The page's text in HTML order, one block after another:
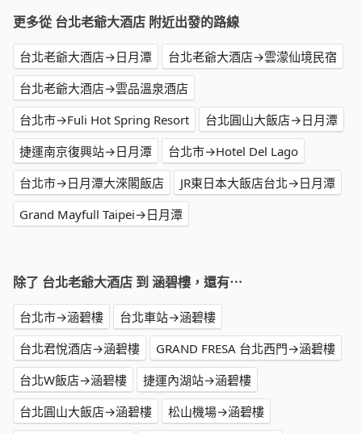
更多從 台北老爺大酒店 附近出發的路線
台北老爺大酒店→日月潭
台北老爺大酒店→雲濛仙境民宿
台北老爺大酒店→雲品溫泉酒店
台北市→Fuli Hot Spring Resort
台北圓山大飯店→日月潭
捷運南京復興站→日月潭
台北市→Hotel Del Lago
台北市→日月潭大淶閣飯店
JR東日本大飯店台北→日月潭
Grand Mayfull Taipei→日月潭
除了 台北老爺大酒店 到 涵碧樓，還有⋯
台北市→涵碧樓
台北車站→涵碧樓
台北君悅酒店→涵碧樓
GRAND FRESA 台北西門→涵碧樓
台北W飯店→涵碧樓
捷運內湖站→涵碧樓
台北圓山大飯店→涵碧樓
松山機場→涵碧樓